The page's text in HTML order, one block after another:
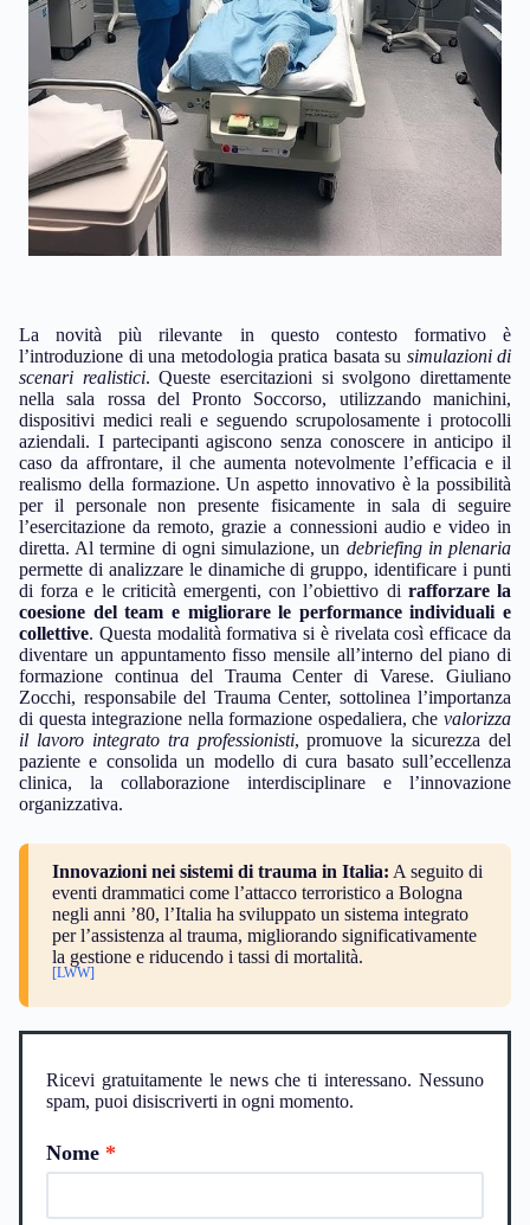
La novità più rilevante in questo contesto formativo è
l’introduzione di una metodologia pratica basata su simulazioni di
scenari realistici. Queste esercitazioni si svolgono direttamente
nella sala rossa del Pronto Soccorso, utilizzando manichini,
dispositivi medici reali e seguendo scrupolosamente i protocolli
aziendali. I partecipanti agiscono senza conoscere in anticipo il
caso da affrontare, il che aumenta notevolmente l’efficacia e il
realismo della formazione. Un aspetto innovativo è la possibilità
per il personale non presente fisicamente in sala di seguire
l’esercitazione da remoto, grazie a connessioni audio e video in
diretta. Al termine di ogni simulazione, un debriefing in plenaria
permette di analizzare le dinamiche di gruppo, identificare i punti
di forza e le criticità emergenti, con l’obiettivo di rafforzare la
coesione del team e migliorare le performance individuali e
collettive. Questa modalità formativa si è rivelata così efficace da
diventare un appuntamento fisso mensile all’interno del piano di
formazione continua del Trauma Center di Varese. Giuliano
Zocchi, responsabile del Trauma Center, sottolinea l’importanza
di questa integrazione nella formazione ospedaliera, che valorizza
il lavoro integrato tra professionisti, promuove la sicurezza del
paziente e consolida un modello di cura basato sull’eccellenza
clinica, la collaborazione interdisciplinare e l’innovazione
organizzativa.
Innovazioni nei sistemi di trauma in Italia: A seguito di
eventi drammatici come l’attacco terroristico a Bologna
negli anni ’80, l’Italia ha sviluppato un sistema integrato
per l’assistenza al trauma, migliorando significativamente
la gestione e riducendo i tassi di mortalità.
[LWW]
Ricevi gratuitamente le news che ti interessano. Nessuno
spam, puoi disiscriverti in ogni momento.
Nome